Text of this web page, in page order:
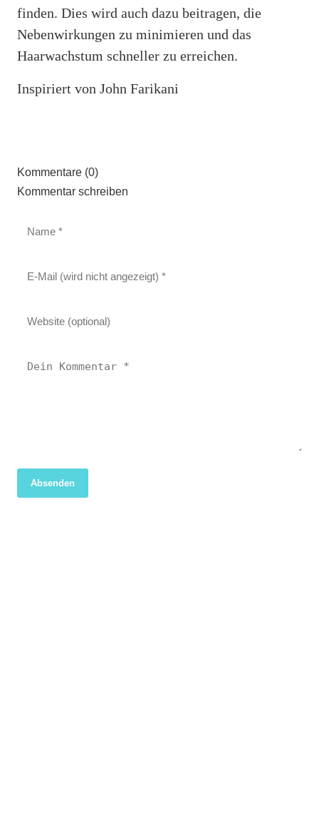
finden. Dies wird auch dazu beitragen, die
Nebenwirkungen zu minimieren und das
Haarwachstum schneller zu erreichen.
Inspiriert von John Farikani
Kommentare (0)
Kommentar schreiben
Absenden